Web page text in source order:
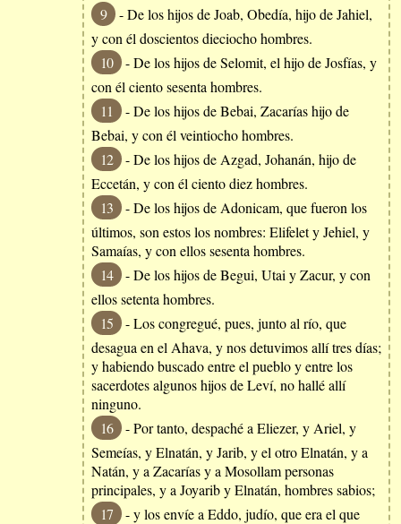
9
- De los hijos de Joab, Obedía, hijo de Jahiel,
y con él doscientos dieciocho hombres.
10
- De los hijos de Selomit, el hijo de Josfías, y
con él ciento sesenta hombres.
11
- De los hijos de Bebai, Zacarías hijo de
Bebai, y con él veintiocho hombres.
12
- De los hijos de Azgad, Johanán, hijo de
Eccetán, y con él ciento diez hombres.
13
- De los hijos de Adonicam, que fueron los
últimos, son estos los nombres: Elifelet y Jehiel, y
Samaías, y con ellos sesenta hombres.
14
- De los hijos de Begui, Utai y Zacur, y con
ellos setenta hombres.
15
- Los congregué, pues, junto al río, que
desagua en el Ahava, y nos detuvimos allí tres días;
y habiendo buscado entre el pueblo y entre los
sacerdotes algunos hijos de Leví, no hallé allí
ninguno.
16
- Por tanto, despaché a Eliezer, y Ariel, y
Semeías, y Elnatán, y Jarib, y el otro Elnatán, y a
Natán, y a Zacarías y a Mosollam personas
principales, y a Joyarib y Elnatán, hombres sabios;
17
- y los envíe a Eddo, judío, que era el que